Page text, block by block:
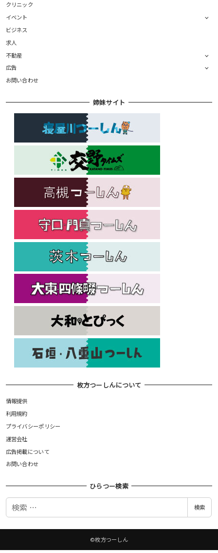
クリニック
イベント
ビジネス
求人
不動産
広告
お問い合わせ
姉妹サイト
枚方つーしんについて
情報提供
利用規約
プライバシーポリシー
運営会社
広告掲載について
お問い合わせ
ひらつー検索
検
検索
©枚方つーしん